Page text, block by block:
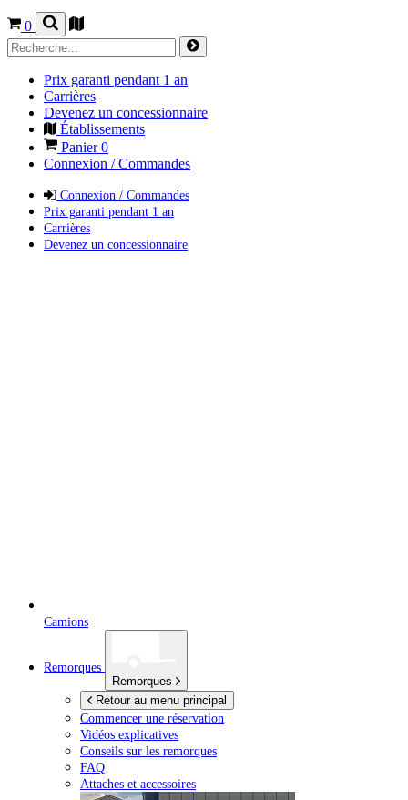
0
Prix garanti pendant 1 an
Carrières
Devenez un concessionnaire
Établissements
Panier0
Connexion / Commandes
Connexion / Commandes
Prix garanti pendant 1 an
Carrières
Devenez un concessionnaire
Camions
Remorques
Remorques
Retour au menu principal
Commencer une réservation
Vidéos explicatives
Conseils sur les remorques
FAQ
Attaches et accessoires